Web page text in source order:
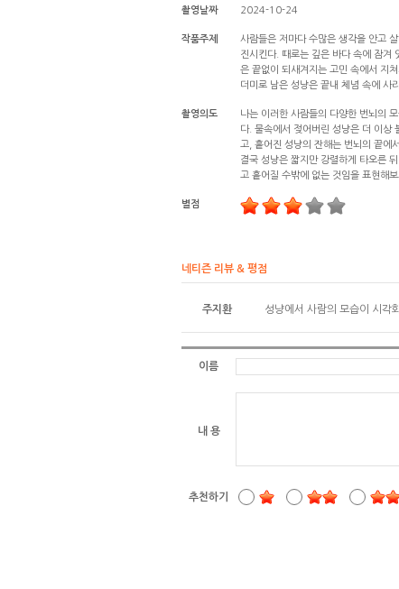
촬영날짜 2024-10-24
작품주제
사람들은 저마다 수많은 생각을 안고
진시킨다. 때로는 깊은 바다 속에 잠겨
은 끝없이 되새겨지는 고민 속에서 지
더미로 남은 성냥은 끝내 체념 속에 사
촬영의도
나는 이러한 사람들의 다양한 번뇌의
다. 물속에서 젖어버린 성냥은 더 이상
고, 흩어진 성냥의 잔해는 번뇌의 끝에
결국 성냥은 짧지만 강렬하게 타오른
고 흩어질 수밖에 없는 것임을 표현해보
별점
네티즌 리뷰 & 평점
주지환 성냥에서 사람의 모습이 시각
이름
내 용
추천하기